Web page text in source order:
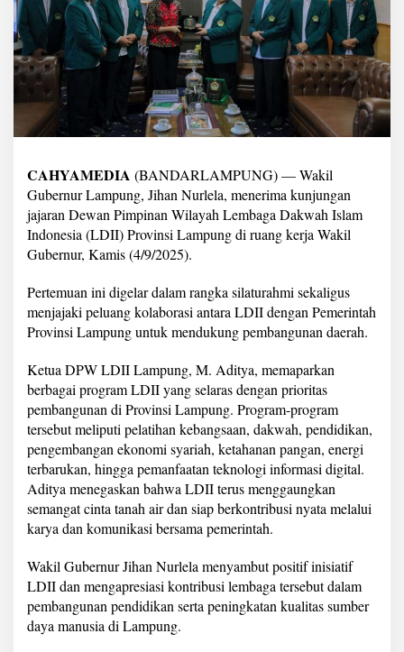
u
k
a
P
e
l
u
a
n
K
e
r
j
a
S
a
a
d
e
a
n
L
D
I
I
CAHYAMEDIA (BANDARLAMPUNG) — Wakil
Gubernur Lampung, Jihan Nurlela, menerima kunjungan
jajaran Dewan Pimpinan Wilayah Lembaga Dakwah Islam
Indonesia (LDII) Provinsi Lampung di ruang kerja Wakil
Gubernur, Kamis (4/9/2025).
Pertemuan ini digelar dalam rangka silaturahmi sekaligus
menjajaki peluang kolaborasi antara LDII dengan Pemerintah
Provinsi Lampung untuk mendukung pembangunan daerah.
Ketua DPW LDII Lampung, M. Aditya, memaparkan
berbagai program LDII yang selaras dengan prioritas
pembangunan di Provinsi Lampung. Program-program
tersebut meliputi pelatihan kebangsaan, dakwah, pendidikan,
pengembangan ekonomi syariah, ketahanan pangan, energi
terbarukan, hingga pemanfaatan teknologi informasi digital.
Aditya menegaskan bahwa LDII terus menggaungkan
semangat cinta tanah air dan siap berkontribusi nyata melalui
karya dan komunikasi bersama pemerintah.
Wakil Gubernur Jihan Nurlela menyambut positif inisiatif
LDII dan mengapresiasi kontribusi lembaga tersebut dalam
pembangunan pendidikan serta peningkatan kualitas sumber
daya manusia di Lampung.